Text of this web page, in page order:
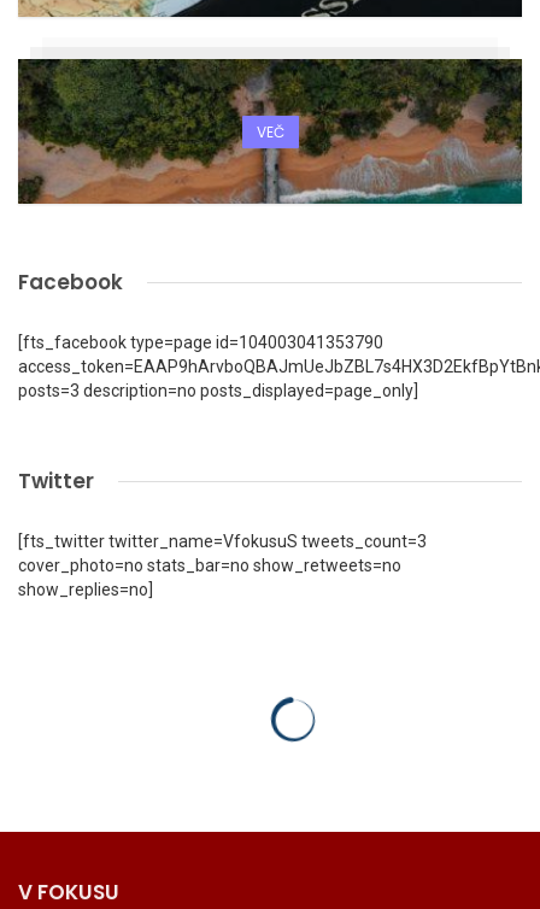
VEČ
Facebook
[fts_facebook type=page id=104003041353790
posts=3 description=no posts_displayed=page_only]
Twitter
[fts_twitter twitter_name=VfokusuS tweets_count=3
cover_photo=no stats_bar=no show_retweets=no
show_replies=no]
V FOKUSU